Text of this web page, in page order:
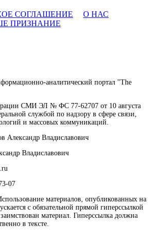
СОГЛАШЕНИЕ
О НАС
ПРИЗНАНИЕ
аналитический портал "The
СМИ ЭЛ № ФС 77-62707 от 10 августа
службой по надзору в сфере связи,
и массовых коммуникаций.
Александр Владиславович
Владиславович
07
материалов, опубликованных на
с обязательной прямой гиперссылкой
материал. Гиперссылка должна
в тексте.